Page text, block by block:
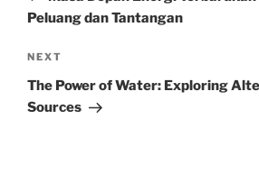
Peluang dan Tantangan
Next
Post
NEXT
The Power of Water: Exploring
Sources